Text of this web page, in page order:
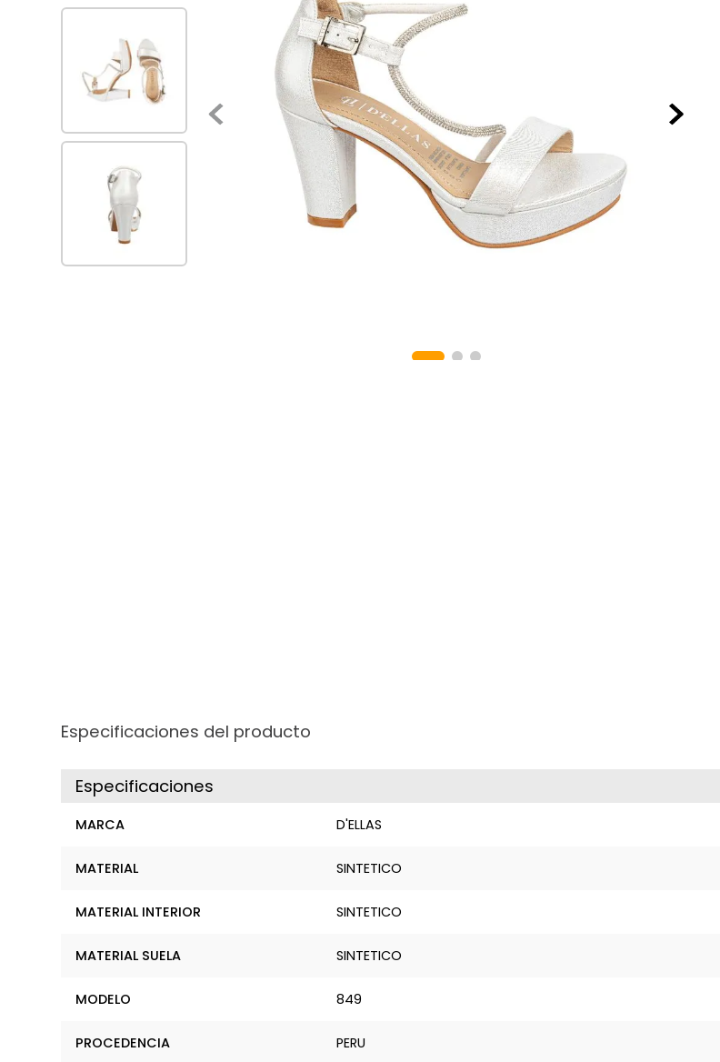
Especificaciones del producto
Especificaciones
MARCA D'ELLAS
MATERIAL SINTETICO
MATERIAL INTERIOR SINTETICO
MATERIAL SUELA SINTETICO
MODELO 849
PROCEDENCIA PERU
zapatillas mujer
zapato negro mujer
zapatos mujer
ballerinas